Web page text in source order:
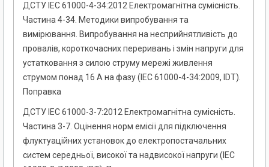
ДСТУ ІЕС 61000-4-34:2012 Електромагнітна сумісність.
Частина 4-34. Методики випробування та
вимірювання. Випробування на несприйнятливість до
провалів, короткочасних переривань і змін напруги для
устатковання з силою струму мережі живлення
струмом понад 16 А на фазу (IEC 61000-4-34:2009, IDT).
Поправка
ДСТУ ІЕС 61000-3-7:2012 Електромагнітна сумісність.
Частина 3-7. Оцінення норм емісії для підключення
флуктуаційних установок до електропостачальних
систем середньої, високої та надвисокої напруги (IEC